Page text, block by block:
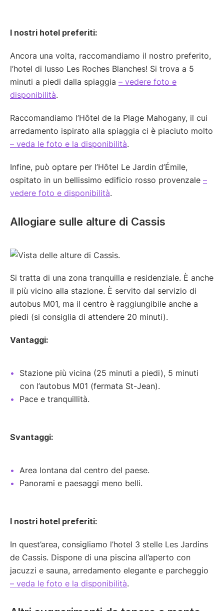
I nostri hotel preferiti:
Ancora una volta, raccomandiamo il nostro preferito,
l’hotel di lusso Les Roches Blanches! Si trova a 5
minuti a piedi dalla spiaggia – vedere foto e
disponibilità.
Raccomandiamo l’Hôtel de la Plage Mahogany, il cui
arredamento ispirato alla spiaggia ci è piaciuto molto
– veda le foto e la disponibilità.
Infine, può optare per l’Hôtel Le Jardin d’Émile,
ospitato in un bellissimo edificio rosso provenzale –
vedere foto e disponibilità.
Allogiare sulle alture di Cassis
Si tratta di una zona tranquilla e residenziale. È anche
il più vicino alla stazione. È servito dal servizio di
autobus M01, ma il centro è raggiungibile anche a
piedi (si consiglia di attendere 20 minuti).
Vantaggi:
Stazione più vicina (25 minuti a piedi), 5 minuti
con l’autobus M01 (fermata St-Jean).
Pace e tranquillità.
Svantaggi:
Area lontana dal centro del paese.
Panorami e paesaggi meno belli.
I nostri hotel preferiti:
In quest’area, consigliamo l’hotel 3 stelle Les Jardins
de Cassis. Dispone di una piscina all’aperto con
jacuzzi e sauna, arredamento elegante e parcheggio
– veda le foto e la disponibilità.